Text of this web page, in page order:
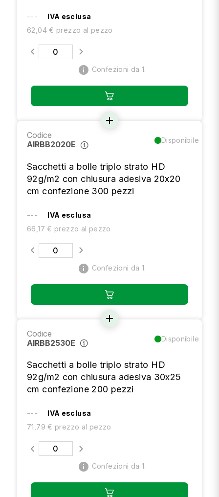
---
IVA esclusa
62,04 € prezzo al pezzo
info Confezioni da 1.
add
Codice
AIRBB2020E
Disponibile
Sacchetti a bolle triplo strato HD
92g/m2 con chiusura adesiva 20x20
cm confezione 300 pezzi
---
IVA esclusa
66,17 € prezzo al pezzo
info Confezioni da 1.
add
Codice
AIRBB2530E
Disponibile
Sacchetti a bolle triplo strato HD
92g/m2 con chiusura adesiva 30x25
cm confezione 200 pezzi
---
IVA esclusa
71,79 € prezzo al pezzo
info Confezioni da 1.